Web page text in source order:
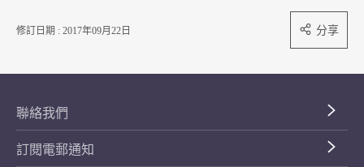
修訂日期 : 2017年09月22日 分享
聯絡我們
訂閱電郵通知